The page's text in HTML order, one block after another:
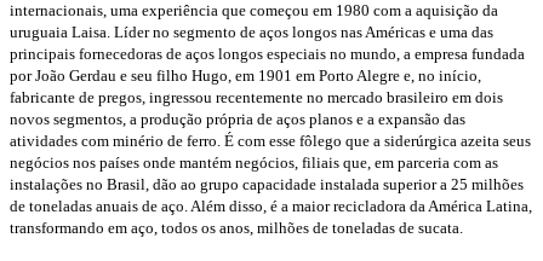
internacionais, uma experiência que começou em 1980 com a aquisição da
uruguaia Laisa. Líder no segmento de aços longos nas Américas e uma das
principais fornecedoras de aços longos especiais no mundo, a empresa fundada
por João Gerdau e seu filho Hugo, em 1901 em Porto Alegre e, no início,
fabricante de pregos, ingressou recentemente no mercado brasileiro em dois
novos segmentos, a produção própria de aços planos e a expansão das
atividades com minério de ferro. É com esse fôlego que a siderúrgica azeita seus
negócios nos países onde mantém negócios, filiais que, em parceria com as
instalações no Brasil, dão ao grupo capacidade instalada superior a 25 milhões
de toneladas anuais de aço. Além disso, é a maior recicladora da América Latina,
transformando em aço, todos os anos, milhões de toneladas de sucata.